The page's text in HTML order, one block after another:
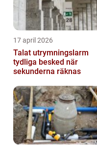
17 april 2026
Talat utrymningslarm
tydliga besked när
sekunderna räknas